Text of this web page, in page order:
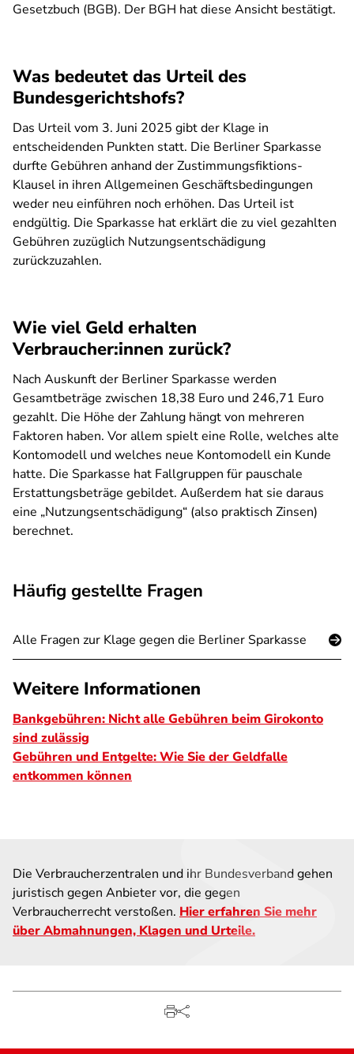
Gesetzbuch (BGB). Der BGH hat diese Ansicht bestätigt.
Was bedeutet das Urteil des
Bundesgerichtshofs?
Das Urteil vom 3. Juni 2025 gibt der Klage in
entscheidenden Punkten statt. Die Berliner Sparkasse
durfte Gebühren anhand der Zustimmungsfiktions-
Klausel in ihren Allgemeinen Geschäftsbedingungen
weder neu einführen noch erhöhen. Das Urteil ist
endgültig. Die Sparkasse hat erklärt die zu viel gezahlten
Gebühren zuzüglich Nutzungsentschädigung
zurückzuzahlen.
Wie viel Geld erhalten
Verbraucher:innen zurück?
Nach Auskunft der Berliner Sparkasse werden
Gesamtbeträge zwischen 18,38 Euro und 246,71 Euro
gezahlt. Die Höhe der Zahlung hängt von mehreren
Faktoren haben. Vor allem spielt eine Rolle, welches alte
Kontomodell und welches neue Kontomodell ein Kunde
hatte. Die Sparkasse hat Fallgruppen für pauschale
Erstattungsbeträge gebildet. Außerdem hat sie daraus
eine „Nutzungsentschädigung“ (also praktisch Zinsen)
berechnet.
Häufig gestellte Fragen
Alle Fragen zur Klage gegen die Berliner Sparkasse
Weitere Informationen
Bankgebühren: Nicht alle Gebühren beim Girokonto
sind zulässig
Gebühren und Entgelte: Wie Sie der Geldfalle
entkommen können
Die Verbraucherzentralen und ihr Bundesverband gehen
juristisch gegen Anbieter vor, die gegen
Verbraucherrecht verstoßen. Hier erfahren Sie mehr
über Abmahnungen, Klagen und Urteile.